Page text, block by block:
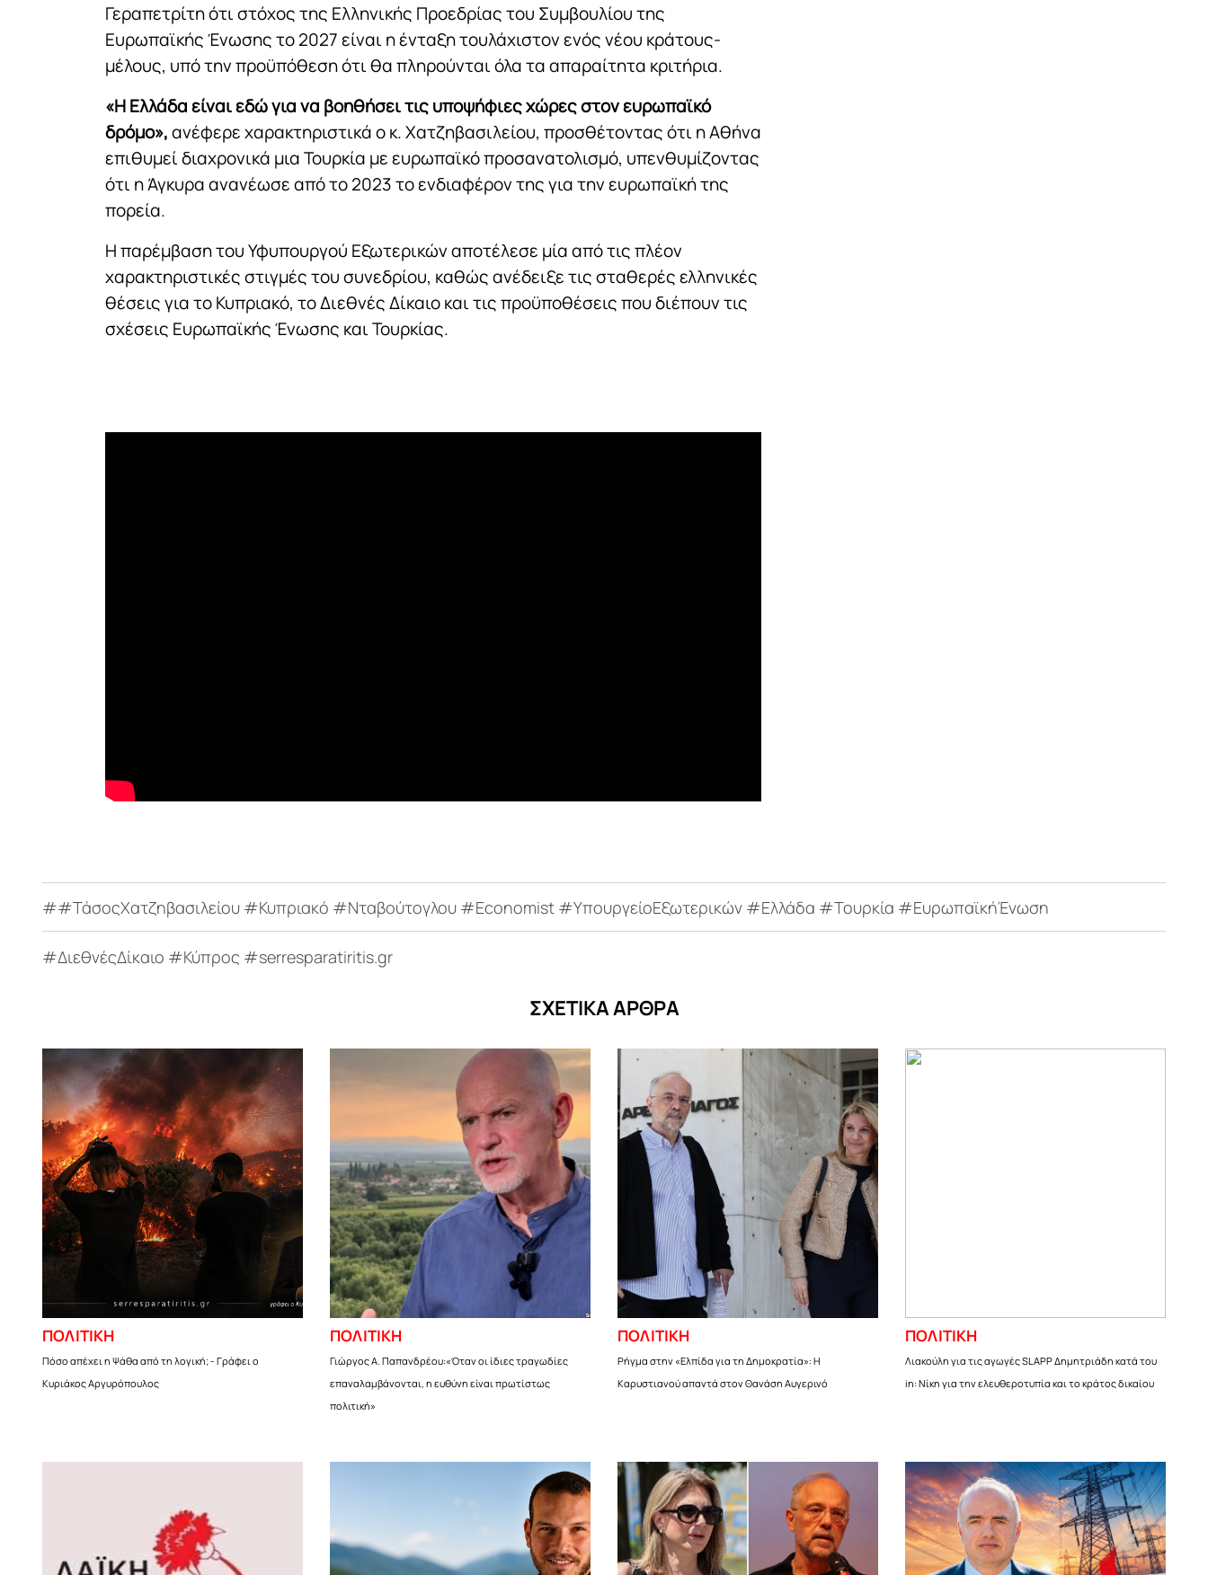
Γεραπετρίτη ότι στόχος της Ελληνικής Προεδρίας του Συμβουλίου της
Ευρωπαϊκής Ένωσης το 2027 είναι η ένταξη τουλάχιστον ενός νέου κράτους-
μέλους, υπό την προϋπόθεση ότι θα πληρούνται όλα τα απαραίτητα κριτήρια.
«Η Ελλάδα είναι εδώ για να βοηθήσει τις υποψήφιες χώρες στον ευρωπαϊκό
δρόμο»,ανέφερε χαρακτηριστικά ο κ. Χατζηβασιλείου, προσθέτοντας ότι η Αθήνα
επιθυμεί διαχρονικά μια Τουρκία με ευρωπαϊκό προσανατολισμό, υπενθυμίζοντας
ότι η Άγκυρα ανανέωσε από το 2023 το ενδιαφέρον της για την ευρωπαϊκή της
πορεία.
Η παρέμβαση του Υφυπουργού Εξωτερικών αποτέλεσε μία από τις πλέον
χαρακτηριστικές στιγμές του συνεδρίου, καθώς ανέδειξε τις σταθερές ελληνικές
θέσεις για το Κυπριακό, το Διεθνές Δίκαιο και τις προϋποθέσεις που διέπουν τις
σχέσεις Ευρωπαϊκής Ένωσης και Τουρκίας.
##ΤάσοςΧατζηβασιλείου #Κυπριακό #Νταβούτογλου #Economist #ΥπουργείοΕξωτερικών #Ελλάδα #Τουρκία #ΕυρωπαϊκήΈνωση
#ΔιεθνέςΔίκαιο #Κύπρος #serresparatiritis.gr
ΣΧΕΤΙΚΑ ΑΡΘΡΑ
ΠΟΛΙΤΙΚΗ
Πόσο απέχει η Ψάθα από τη λογική; - Γράφει ο
Κυριάκος Αργυρόπουλος
ΠΟΛΙΤΙΚΗ
Γιώργος Α. Παπανδρέου:«Όταν οι ίδιες τραγωδίες
επαναλαμβάνονται, η ευθύνη είναι πρωτίστως
πολιτική»
ΠΟΛΙΤΙΚΗ
Ρήγμα στην «Ελπίδα για τη Δημοκρατία»: Η
Καρυστιανού απαντά στον Θανάση Αυγερινό
ΠΟΛΙΤΙΚΗ
Λιακούλη για τις αγωγές SLAPP Δημητριάδη κατά του
in: Νίκη για την ελευθεροτυπία και το κράτος δικαίου